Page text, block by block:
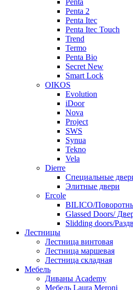
Penta 2
Penta Itec
Penta Itec Touch
Trend
Termo
Penta Bio
Secret New
Smart Lock
OIKOS
Evolution
iDoor
Nova
Project
SWS
Synua
Tekno
Vela
Dierre
Специальные
Элитные двери
Ercole
BILICO/
Glassed Doors/
Slidding doors/
Лестницы
Лестница винтовая
Лестница маршевая
Лестница складная
Мебель
Диваны Academy
Мебель Laura Meroni